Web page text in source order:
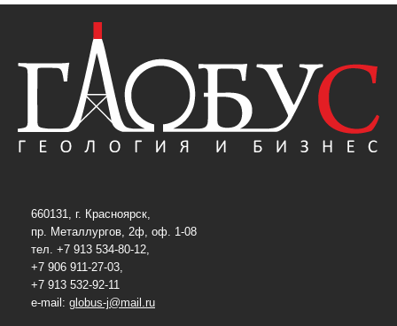
660131, г. Красноярск,
пр. Металлургов, 2ф, оф. 1-08
тел. +7 913 534-80-12,
+7 906 911-27-03,
+7 913 532-92-11
e-mail: globus-j@mail.ru